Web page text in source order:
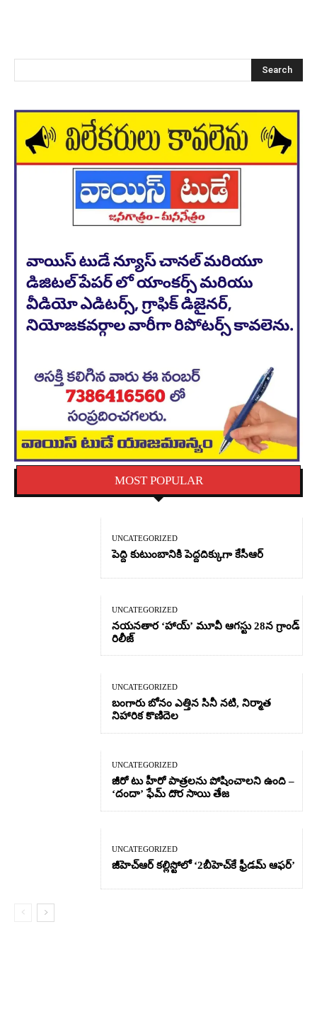
Search
MOST POPULAR
UNCATEGORIZED
పెద్ది కుటుంబానికి పెద్దదిక్కుగా కేసీఆర్
UNCATEGORIZED
నయనతార ‘హాయ్’ మూవీ ఆగస్టు 28న గ్రాండ్
రిలీజ్
UNCATEGORIZED
బంగారు బోనం ఎత్తిన సినీ నటి, నిర్మాత
నిహారిక కొణిదెల
UNCATEGORIZED
జీరో టు హీరో పాత్రలను పోషించాలని ఉంది –
‘దందా’ ఫేమ్ దొర సాయి తేజ
UNCATEGORIZED
జీహెచ్ఆర్‌ కల్లిస్టోలో ‘2బీహెచ్‌కే ఫ్రీడమ్ ఆఫర్’